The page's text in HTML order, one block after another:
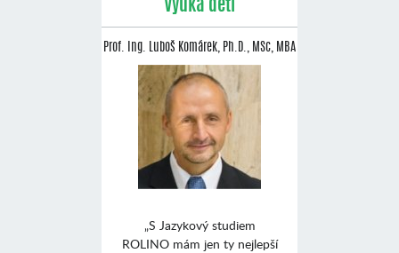
Výuka dětí
Prof. Ing. Luboš Komárek, Ph.D., MSc, MBA
„S Jazykový studiem
ROLINO mám jen ty nejlepší